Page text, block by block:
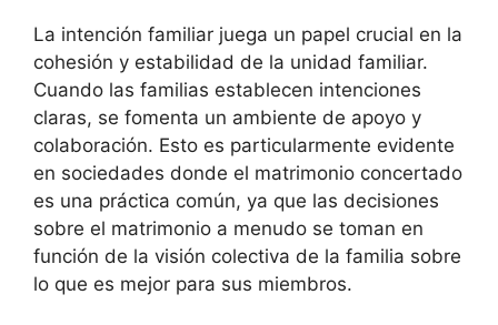
La intención familiar juega un papel crucial en la
cohesión y estabilidad de la unidad familiar.
Cuando las familias establecen intenciones
claras, se fomenta un ambiente de apoyo y
colaboración. Esto es particularmente evidente
en sociedades donde el matrimonio concertado
es una práctica común, ya que las decisiones
sobre el matrimonio a menudo se toman en
función de la visión colectiva de la familia sobre
lo que es mejor para sus miembros.